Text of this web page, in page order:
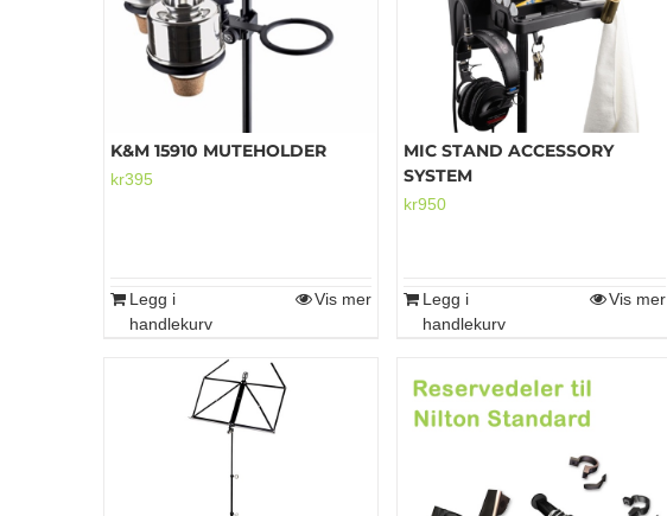
K&M 15910 MUTEHOLDER
kr395
Legg i
handlekurv
Vis mer
MIC STAND ACCESSORY
SYSTEM
kr950
Legg i
handlekurv
Vis mer